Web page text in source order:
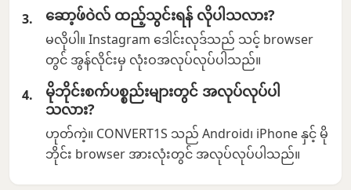
ဆော့ဖ်ဝဲလ် ထည့်သွင်းရန် လိုပါသလား?
မလိုပါ။ Instagram ဒေါင်းလုဒ်သည် သင့် browser
တွင် အွန်လိုင်းမှ လုံးဝအလုပ်လုပ်ပါသည်။
မိုဘိုင်းစက်ပစ္စည်းများတွင် အလုပ်လုပ်ပါ
သလား?
ဟုတ်ကဲ့။ CONVERT1S သည် Android၊ iPhone နှင့် မို
ဘိုင်း browser အားလုံးတွင် အလုပ်လုပ်ပါသည်။